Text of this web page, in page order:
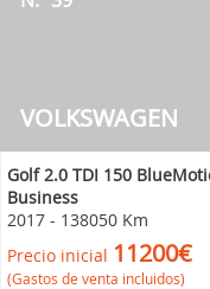
VOLKSWAGEN
Golf 2.0 TDI 150
Business
2017 - 138050 Km
Precio inicial 11200€
(Gastos de venta incluidos)